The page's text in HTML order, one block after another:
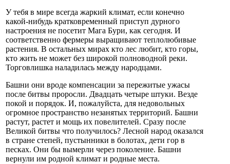
У тебя в мире всегда жаркий климат, если конечно
какой-нибудь кратковременный приступ дурного
настроения не посетит Мага Бури, как сегодня. И
соответственно фермеры выращивают теплолюбивые
растения. В остальных мирах кто лес любит, кто горы,
кто жить не может без широкой полноводной реки.
Торговлишка наладилась между народцами.
Башни они вроде компенсации за пережитые ужасы
после битвы проросли. Двадцать четыре штуки. Везде
покой и порядок. И, пожалуйста, для недовольных
огромное пространство незанятых территорий. Башни
растут, растет и мощь их повелителей. Сразу после
Великой битвы что получилось? Лесной народ оказался
в стране степей, пустынники в болотах, дети гор в
песках. Они бы вымерли через поколение. Башни
вернули им родной климат и родные места.